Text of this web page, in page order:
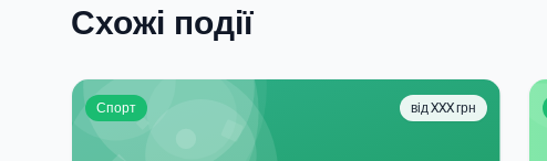
Схожі події
Спорт від XXX грн